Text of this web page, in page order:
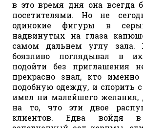
в это время дня она всегда
посетителями. Но не
одинокие фигуры в
надвинутых на глаза
самом дальнем углу зала.
боязливо поглядывал в
подойти без приглашения
прекрасно знал, кто
подобную одежду, и спорить
имел ни малейшего желания,
на то, что эти двое
клиентов. Едва войдя